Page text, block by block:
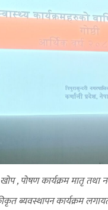
, पोषण कार्यक्रम मातृ तथा
ब्यवस्थापन कार्यक्रम